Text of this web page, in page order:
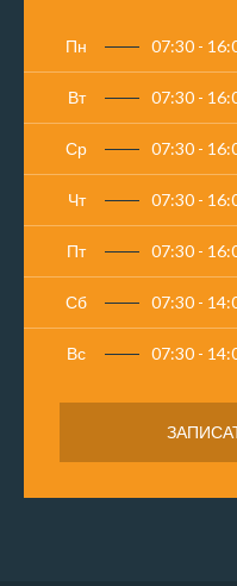
Пн 07:30 -
Вт 07:30 -
Ср 07:30 -
Чт 07:30 -
Пт 07:30 -
Сб 07:30 -
Вс 07:30 -